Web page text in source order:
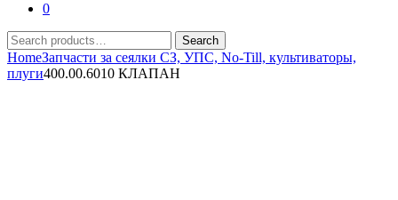
0
Search
for:
Search
HomeЗапчасти за сеялки СЗ, УПС, No-Till, культиваторы,
плуги400.00.6010 КЛАПАН